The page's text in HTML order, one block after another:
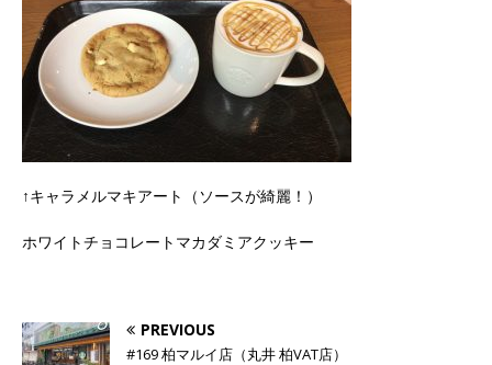
↑キャラメルマキアート（ソースが綺麗！）
ホワイトチョコレートマカダミアクッキー
PREVIOUS
#169 柏マルイ店（丸井 柏VAT店）